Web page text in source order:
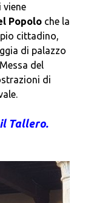
viene
Popolo che la
cittadino,
di palazzo
del
di
Tallero.